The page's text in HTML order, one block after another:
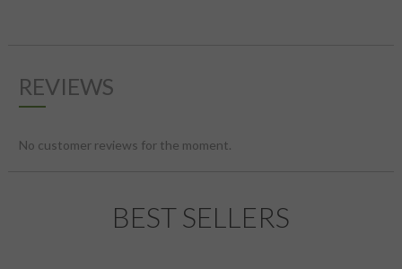
REVIEWS
No customer reviews for the moment.
BEST SELLERS